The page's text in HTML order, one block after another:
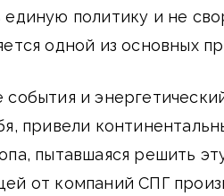
единую политику и не
одной из основных
события и
привели
пытавшаяся решить
от компаний СПГ